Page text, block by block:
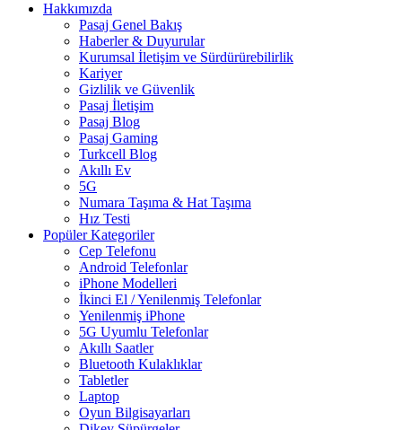
Hakkımızda
Pasaj Genel Bakış
Haberler & Duyurular
Kurumsal İletişim ve Sürdürürebilirlik
Kariyer
Gizlilik ve Güvenlik
Pasaj İletişim
Pasaj Blog
Pasaj Gaming
Turkcell Blog
Akıllı Ev
5G
Numara Taşıma & Hat Taşıma
Hız Testi
Popüler Kategoriler
Cep Telefonu
Android Telefonlar
iPhone Modelleri
İkinci El / Yenilenmiş Telefonlar
Yenilenmiş iPhone
5G Uyumlu Telefonlar
Akıllı Saatler
Bluetooth Kulaklıklar
Tabletler
Laptop
Oyun Bilgisayarları